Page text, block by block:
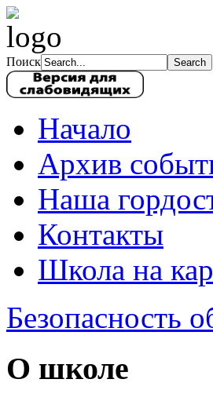
Поиск
Начало
Архив
Наша
Контакты
Школа на
Безопасность
О школе